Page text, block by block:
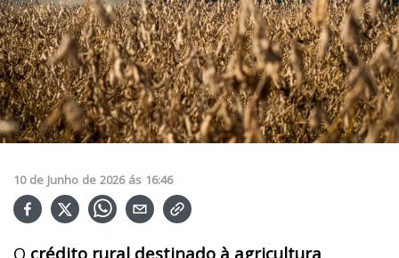
10 de Junho de 2026 ás 16:46
O crédito rural destinado à agricultura